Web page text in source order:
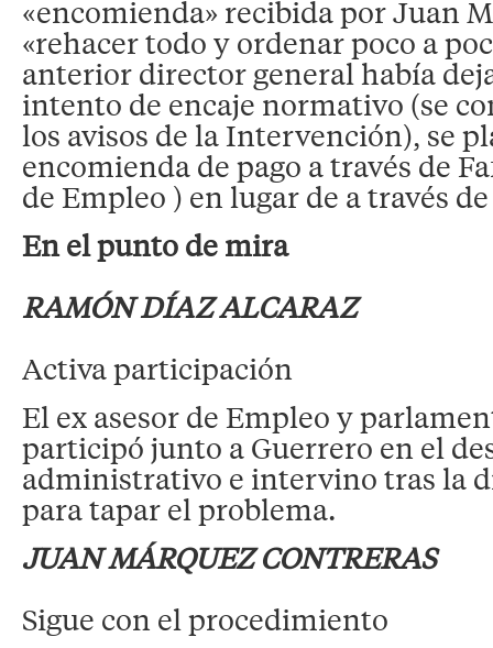
«encomienda» recibida por Juan
«rehacer todo y ordenar poco a
anterior director general había
intento de encaje normativo (se
los avisos de la Intervención), se
encomienda de pago a través de
de Empleo ) en lugar de a través
En el punto de mira
RAMÓN DÍAZ ALCARAZ
Activa participación
El ex asesor de Empleo y
participó junto a Guerrero en el
administrativo e intervino tras la
para tapar el problema.
JUAN MÁRQUEZ CONTRERAS
Sigue con el procedimiento